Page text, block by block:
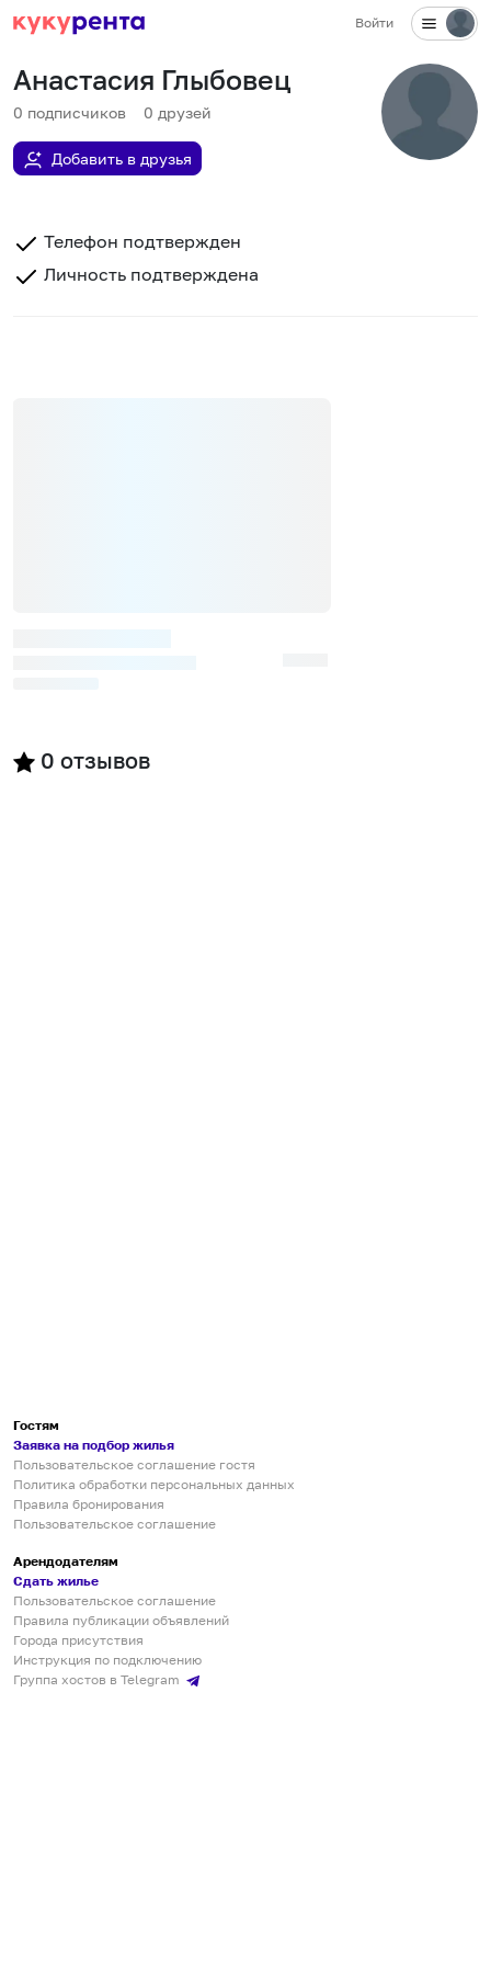
Войти
Анастасия Глыбовец
0 подписчиков 0 друзей
Добавить в друзья
Телефон подтвержден
Личность подтверждена
0 отзывов
Гостям
Заявка на подбор жилья
Пользовательское соглашение гостя
Политика обработки персональных данных
Правила бронирования
Пользовательское соглашение
Арендодателям
Сдать жилье
Пользовательское соглашение
Правила публикации объявлений
Города присутствия
Инструкция по подключению
Группа хостов в Telegram